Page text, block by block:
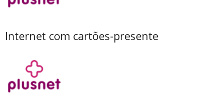
Internet com cartões-presente